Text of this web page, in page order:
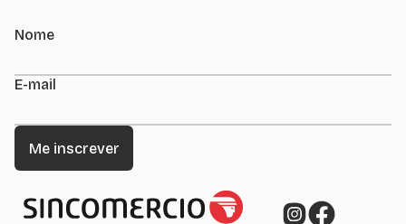
Nome
E-mail